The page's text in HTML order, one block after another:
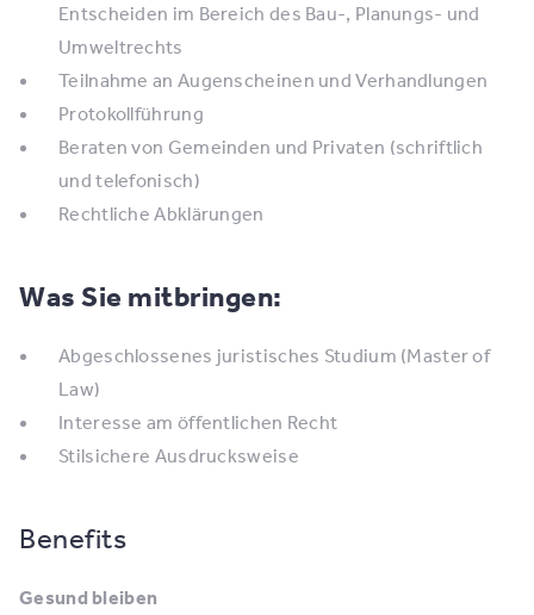
Entscheiden im Bereich des Bau-, Planungs- und
Umweltrechts
Teilnahme an Augenscheinen und Verhandlungen
Protokollführung
Beraten von Gemeinden und Privaten (schriftlich
und telefonisch)
Rechtliche Abklärungen
Was Sie mitbringen:
Abgeschlossenes juristisches Studium (Master of
Law)
Interesse am öffentlichen Recht
Stilsichere Ausdrucksweise
Benefits
Gesund bleiben